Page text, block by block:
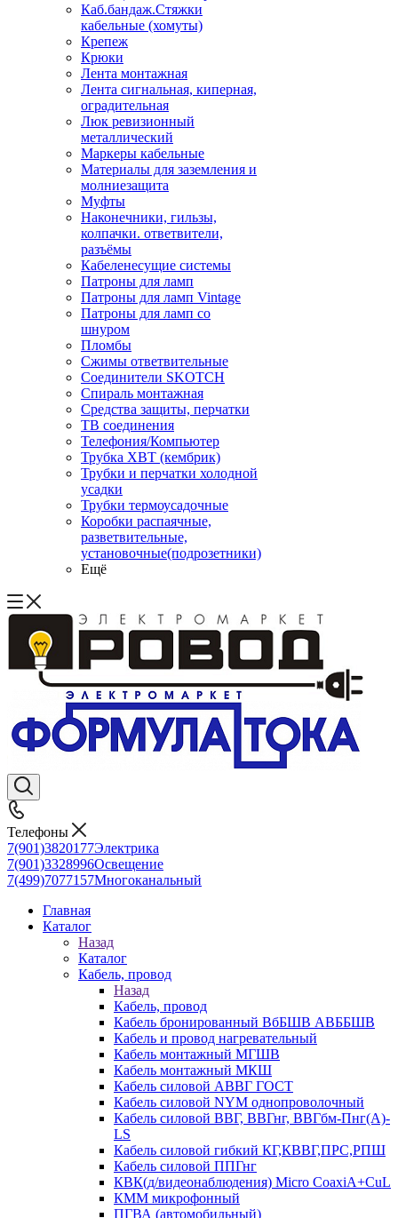
Каб.бандаж.Стяжки
кабельные (хомуты)
Крепеж
Крюки
Лента монтажная
Лента сигнальная, киперная,
оградительная
Люк ревизионный
металлический
Маркеры кабельные
Материалы для заземления и
молниезащита
Муфты
Наконечники, гильзы,
колпачки. ответвители,
разъёмы
Кабеленесущие системы
Патроны для ламп
Патроны для ламп Vintage
Патроны для ламп со
шнуром
Пломбы
Сжимы ответвительные
Соединители SKOTCH
Спираль монтажная
Средства защиты, перчатки
ТВ соединения
Телефония/Компьютер
Трубка ХВТ (кембрик)
Трубки и перчатки холодной
усадки
Трубки термоусадочные
Коробки распаячные,
разветвительные,
установочные(подрозетники)
Ещё
Телефоны
7(901)3820177Электрика
7(901)3328996Освещение
7(499)7077157Многоканальный
Главная
Каталог
Назад
Каталог
Кабель, провод
Назад
Кабель, провод
Кабель бронированный ВбБШВ АВББШВ
Кабель и провод нагревательный
Кабель монтажный МГШВ
Кабель монтажный МКШ
Кабель силовой АВВГ ГОСТ
Кабель силовой NYM однопроволочный
Кабель силовой ВВГ, ВВГнг, ВВГбм-Пнг(А)-
LS
Кабель силовой гибкий КГ,КВВГ,ПРС,РПШ
Кабель силовой ППГнг
КВК(д/видеонаблюдения) Micro CoaxiA+CuL
КММ микрофонный
ПГВА (автомобильный)